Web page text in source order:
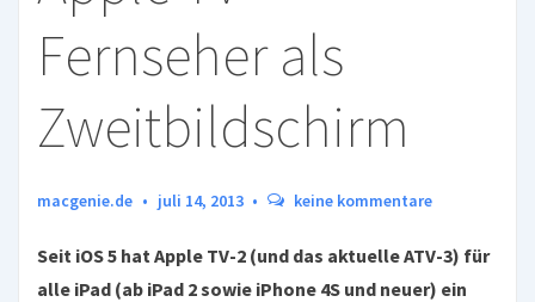
Fernseher als
Zweitbildschirm
macgenie.de juli 14, 2013 keine kommentare
Seit iOS 5 hat Apple TV-2 (und das aktuelle ATV-3) für
alle iPad (ab iPad 2 sowie iPhone 4S und neuer) ein